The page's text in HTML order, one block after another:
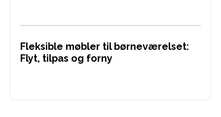
Fleksible møbler til børneværelset:
Flyt, tilpas og forny